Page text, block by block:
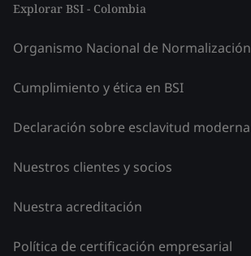
Explorar BSI - Colombia
Organismo Nacional de Normalización
Cumplimiento y ética en BSI
Declaración sobre esclavitud moderna
Nuestros clientes y socios
Nuestra acreditación
Política de certificación empresarial